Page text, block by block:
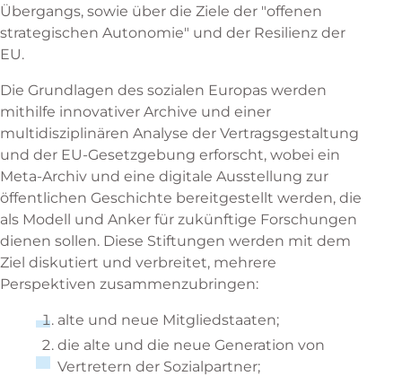
Übergangs, sowie über die Ziele der "offenen
strategischen Autonomie" und der Resilienz der
EU.
Die Grundlagen des sozialen Europas werden
mithilfe innovativer Archive und einer
multidisziplinären Analyse der Vertragsgestaltung
und der EU-Gesetzgebung erforscht, wobei ein
Meta-Archiv und eine digitale Ausstellung zur
öffentlichen Geschichte bereitgestellt werden, die
als Modell und Anker für zukünftige Forschungen
dienen sollen. Diese Stiftungen werden mit dem
Ziel diskutiert und verbreitet, mehrere
Perspektiven zusammenzubringen:
alte und neue Mitgliedstaaten;
die alte und die neue Generation von
Vertretern der Sozialpartner;